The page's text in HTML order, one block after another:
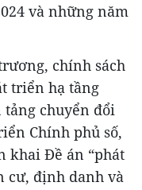
và những năm
chính sách
triển hạ tầng
chuyển đổi
Chính phủ số,
khai Đề án “phát
cư, định danh và